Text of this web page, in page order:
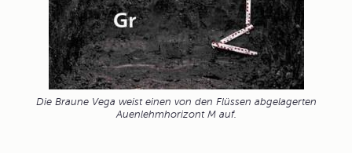
Die Braune Vega weist einen von den Flüssen abgelagerten
Auenlehmhorizont M auf.